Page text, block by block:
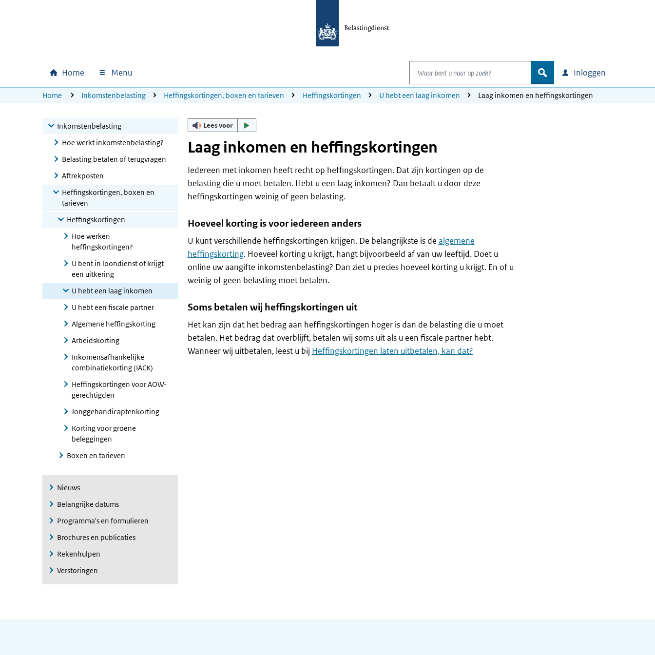
Hoofdnavigatie
Home Menu
Waar bent u naar op zoek?
zoek Inloggen
U bevindt zich hier:
Home Inkomstenbelasting Heffingskortingen, boxen en tarieven Heffingskortingen U hebt een laag inkomen Laag inkomen en heffingskortingen
Inkomstenbelasting
Hoe werkt inkomstenbelasting?
Belasting betalen of terugvragen
Aftrekposten
Heffingskortingen, boxen en
tarieven
Heffingskortingen
Hoe werken
heffingskortingen?
U bent in loondienst of krijgt
een uitkering
U hebt een laag inkomen
U hebt een fiscale partner
Algemene heffingskorting
Arbeidskorting
Inkomensafhankelijke
combinatiekorting (IACK)
Heffingskortingen voor AOW-
gerechtigden
Jonggehandicaptenkorting
Korting voor groene
beleggingen
Boxen en tarieven
Nieuws
Belangrijke datums
Programma's en formulieren
Brochures en publicaties
Rekenhulpen
Verstoringen
Lees voor
Laag inkomen en heffingskortingen
Iedereen met inkomen heeft recht op heffingskortingen. Dat zijn kortingen op de
belasting die u moet betalen. Hebt u een laag inkomen? Dan betaalt u door deze
heffingskortingen weinig of geen belasting.
Hoeveel korting is voor iedereen anders
U kunt verschillende heffingskortingen krijgen. De belangrijkste is de algemene
heffingskorting. Hoeveel korting u krijgt, hangt bijvoorbeeld af van uw leeftijd. Doet u
online uw aangifte inkomstenbelasting? Dan ziet u precies hoeveel korting u krijgt. En of u
weinig of geen belasting moet betalen.
Soms betalen wij heffingskortingen uit
Het kan zijn dat het bedrag aan heffingskortingen hoger is dan de belasting die u moet
betalen. Het bedrag dat overblijft, betalen wij soms uit als u een fiscale partner hebt.
Wanneer wij uitbetalen, leest u bij Heffingskortingen laten uitbetalen, kan dat?